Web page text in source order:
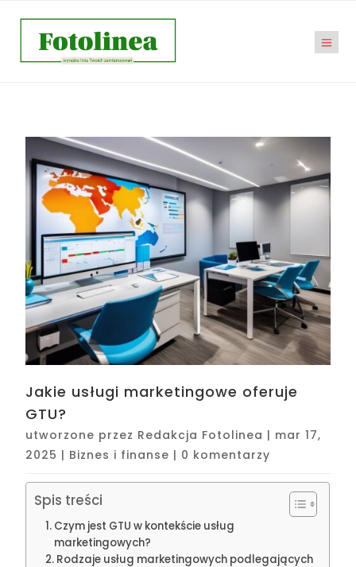
Jakie usługi marketingowe oferuje
GTU?
utworzone przez Redakcja Fotolinea | mar 17,
2025 | Biznes i finanse | 0 komentarzy
Spis treści
Czym jest GTU w kontekście usług
marketingowych?
Rodzaje usług marketingowych podlegających